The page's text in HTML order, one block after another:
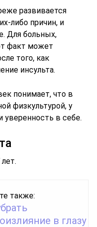
развивается
либо причин, и
Для больных,
факт может
того, как
инсульта.
понимает, что в
физкультурой, у
уверенность в себе.
также:
в глазу